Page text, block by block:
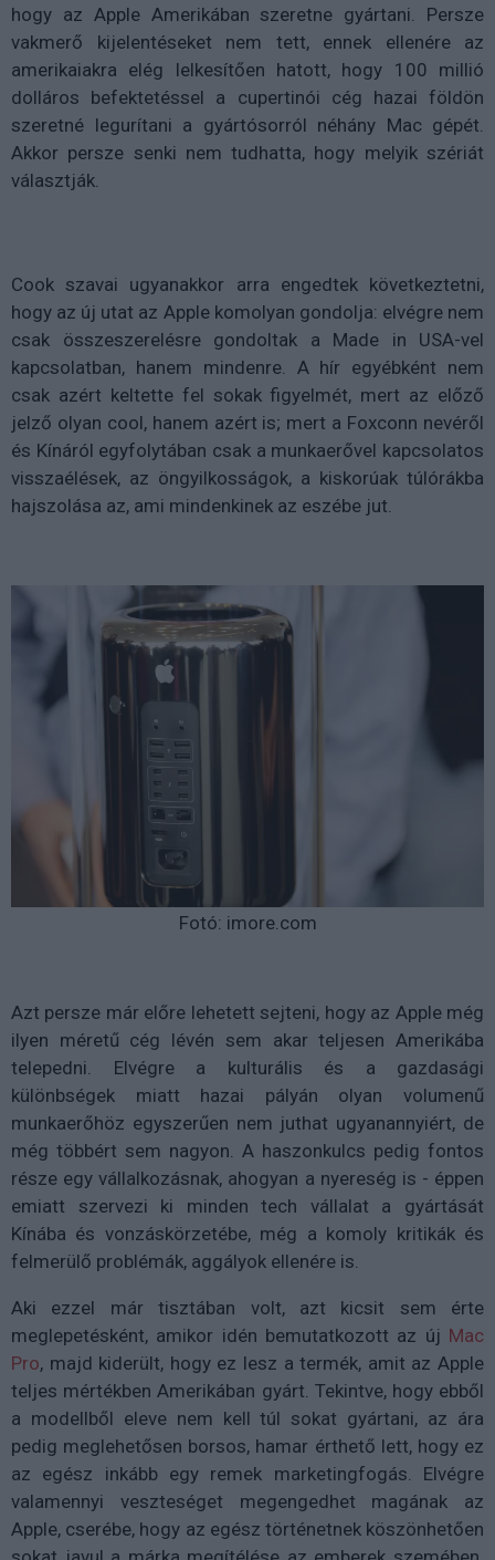
hogy az Apple Amerikában szeretne gyártani. Persze
vakmerő kijelentéseket nem tett, ennek ellenére az
amerikaiakra elég lelkesítően hatott, hogy 100 millió
dolláros befektetéssel a cupertinói cég hazai földön
szeretné legurítani a gyártósorról néhány Mac gépét.
Akkor persze senki nem tudhatta, hogy melyik szériát
választják.
Cook szavai ugyanakkor arra engedtek következtetni,
hogy az új utat az Apple komolyan gondolja: elvégre nem
csak összeszerelésre gondoltak a Made in USA-vel
kapcsolatban, hanem mindenre. A hír egyébként nem
csak azért keltette fel sokak figyelmét, mert az előző
jelző olyan cool, hanem azért is; mert a Foxconn nevéről
és Kínáról egyfolytában csak a munkaerővel kapcsolatos
visszaélések, az öngyilkosságok, a kiskorúak túlórákba
hajszolása az, ami mindenkinek az eszébe jut.
Fotó: imore.com
Azt persze már előre lehetett sejteni, hogy az Apple még
ilyen méretű cég lévén sem akar teljesen Amerikába
telepedni. Elvégre a kulturális és a gazdasági
különbségek miatt hazai pályán olyan volumenű
munkaerőhöz egyszerűen nem juthat ugyanannyiért, de
még többért sem nagyon. A haszonkulcs pedig fontos
része egy vállalkozásnak, ahogyan a nyereség is - éppen
emiatt szervezi ki minden tech vállalat a gyártását
Kínába és vonzáskörzetébe, még a komoly kritikák és
felmerülő problémák, aggályok ellenére is.
Aki ezzel már tisztában volt, azt kicsit sem érte
meglepetésként, amikor idén bemutatkozott az új Mac
Pro, majd kiderült, hogy ez lesz a termék, amit az Apple
teljes mértékben Amerikában gyárt. Tekintve, hogy ebből
a modellből eleve nem kell túl sokat gyártani, az ára
pedig meglehetősen borsos, hamar érthető lett, hogy ez
az egész inkább egy remek marketingfogás. Elvégre
valamennyi veszteséget megengedhet magának az
Apple, cserébe, hogy az egész történetnek köszönhetően